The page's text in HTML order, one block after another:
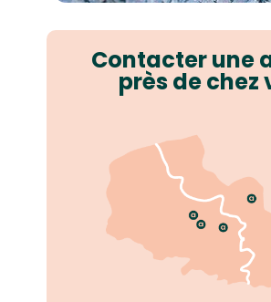
Contacter une
près de chez